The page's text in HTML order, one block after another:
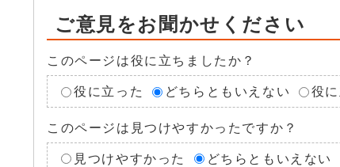
ご意見をお聞かせください
このページは役に立ちましたか？
役に立った どちらともいえない 役
このページは見つけやすかったですか？
見つけやすかった どちらともいえない